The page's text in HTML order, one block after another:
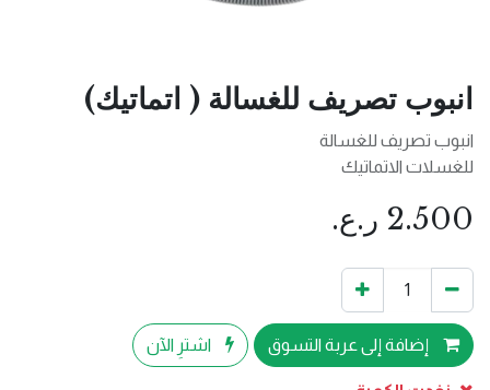
انبوب تصريف للغسالة ( اتماتيك)
انبوب تصريف للغسالة
للغسلات الاتماتيك
2.500 ر.ع.
إضافة إلى عربة التسوق اشترِ الآن